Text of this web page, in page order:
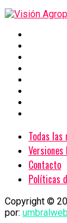
Todas
Contacto
Políticas
Copyright ©
por: